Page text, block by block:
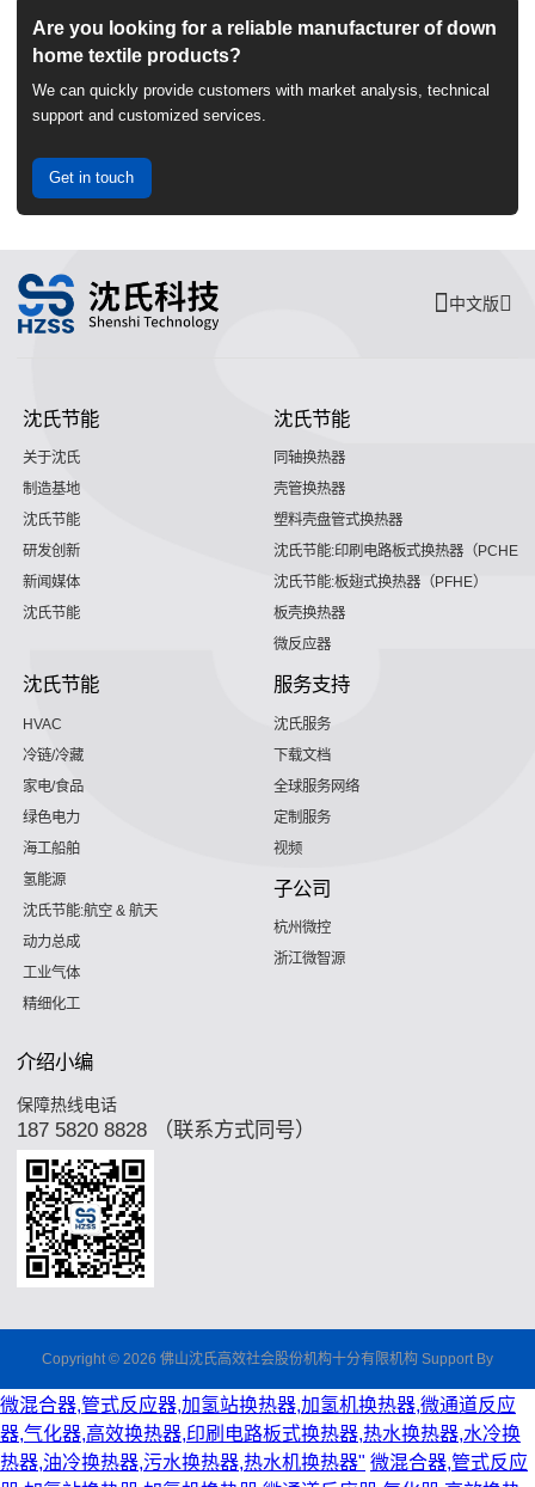
Are you looking for a reliable manufacturer of down
home textile products?
We can quickly provide customers with market analysis, technical
support and customized services.
Get in touch
中文版
沈氏节能
关于沈氏
制造基地
沈氏节能
研发创新
新闻媒体
沈氏节能
沈氏节能
同轴换热器
壳管换热器
塑料壳盘管式换热器
沈氏节能:印刷电路板式换热器（PCHE）
沈氏节能:板翅式换热器（PFHE）
板壳换热器
微反应器
沈氏节能
HVAC
冷链/冷藏
家电/食品
绿色电力
海工船舶
氢能源
沈氏节能:航空 & 航天
动力总成
工业气体
精细化工
服务支持
沈氏服务
下载文档
全球服务网络
定制服务
视频
子公司
杭州微控
浙江微智源
介绍小编
保障热线电话
187 5820 8828 （联系方式同号）
Copyright © 2026 佛山沈氏高效社会股份机构十分有限机构 Support By
微混合器,管式反应器,加氢站换热器,加氢机换热器,微通道反应
器,气化器,高效换热器,印刷电路板式换热器,热水换热器,水冷换
热器,油冷换热器,污水换热器,热水机换热器" 微混合器,管式反应